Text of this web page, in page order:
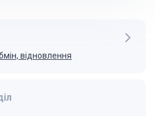
відновлення